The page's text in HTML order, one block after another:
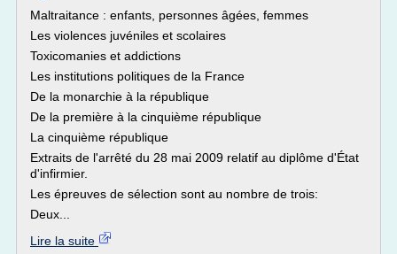
Maltraitance : enfants, personnes âgées, femmes
Les violences juvéniles et scolaires
Toxicomanies et addictions
Les institutions politiques de la France
De la monarchie à la république
De la première à la cinquième république
La cinquième république
Extraits de l'arrêté du 28 mai 2009 relatif au diplôme d'État
d'infirmier.
Les épreuves de sélection sont au nombre de trois:
Deux...
Lire la suite